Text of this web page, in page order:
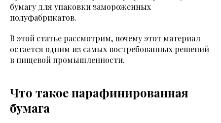
бумагу для упаковки замороженных
полуфабрикатов.
В этой статье рассмотрим, почему этот материал
остается одним из самых востребованных решений
в пищевой промышленности.
Что такое парафинированная
бумага